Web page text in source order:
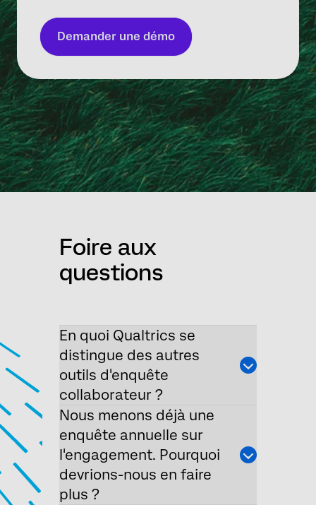
Demander une démo
Foire aux
questions
En quoi Qualtrics se
distingue des autres
outils d'enquête
collaborateur ?
Nous menons déjà une
enquête annuelle sur
l'engagement. Pourquoi
devrions-nous en faire
plus ?